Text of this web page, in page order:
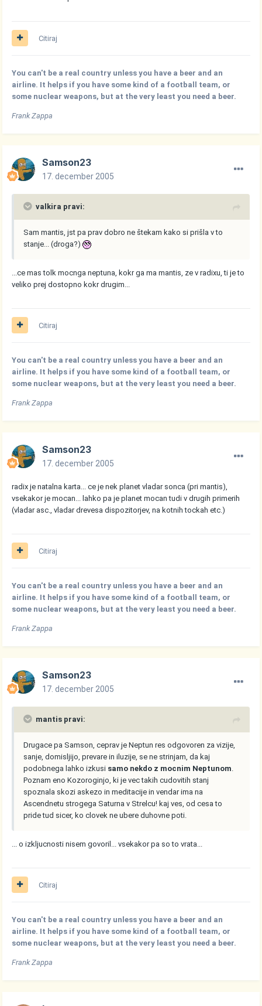
Citiraj
You can't be a real country unless you have a beer and an
airline. It helps if you have some kind of a football team, or
some nuclear weapons, but at the very least you need a beer.
Frank Zappa
Samson23
17. december 2005
valkira pravi:
Sam mantis, jst pa prav dobro ne štekam kako si prišla v to
stanje... (droga?)
...ce mas tolk mocnga neptuna, kokr ga ma mantis, ze v radixu, ti je to
veliko prej dostopno kokr drugim...
Citiraj
You can't be a real country unless you have a beer and an
airline. It helps if you have some kind of a football team, or
some nuclear weapons, but at the very least you need a beer.
Frank Zappa
Samson23
17. december 2005
radix je natalna karta... ce je nek planet vladar sonca (pri mantis),
vsekakor je mocan... lahko pa je planet mocan tudi v drugih primerih
(vladar asc., vladar drevesa dispozitorjev, na kotnih tockah etc.)
Citiraj
You can't be a real country unless you have a beer and an
airline. It helps if you have some kind of a football team, or
some nuclear weapons, but at the very least you need a beer.
Frank Zappa
Samson23
17. december 2005
mantis pravi:
Drugace pa Samson, ceprav je Neptun res odgovoren za vizije,
sanje, domisljijo, prevare in iluzije, se ne strinjam, da kaj
podobnega lahko izkusi samo nekdo z mocnim Neptunom
Poznam eno Kozoroginjo, ki je vec takih cudovitih stanj
spoznala skozi askezo in meditacije in vendar ima na
Ascendnetu strogega Saturna v Strelcu! kaj ves, od cesa to
pride tud sicer, ko clovek ne ubere duhovne poti.
... o izkljucnosti nisem govoril... vsekakor pa so to vrata...
Citiraj
You can't be a real country unless you have a beer and an
airline. It helps if you have some kind of a football team, or
some nuclear weapons, but at the very least you need a beer.
Frank Zappa